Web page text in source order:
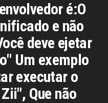
é:O
e não
deve ejetar
Um exemplo
executar o
Que não